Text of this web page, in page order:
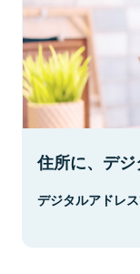
住所に、デジ
デジタルアドレ